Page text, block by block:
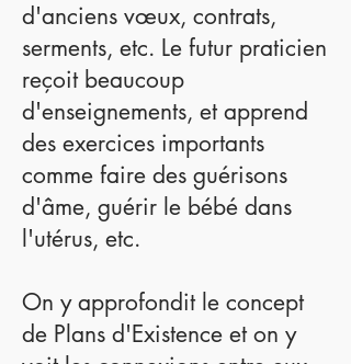
d'anciens vœux, contrats,
serments, etc. Le futur praticien
reçoit beaucoup
d'enseignements, et apprend
des exercices importants
comme faire des guérisons
d'âme, guérir le bébé dans
l'utérus, etc.
On y approfondit le concept
de Plans d'Existence et on y